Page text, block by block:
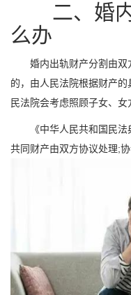
二、婚内
么办
婚内出轨财产分割由双
的，由人民法院根据财产
民法院会考虑照顾子女、女
《中华人民共和国民法
共同财产由双方协议处理;